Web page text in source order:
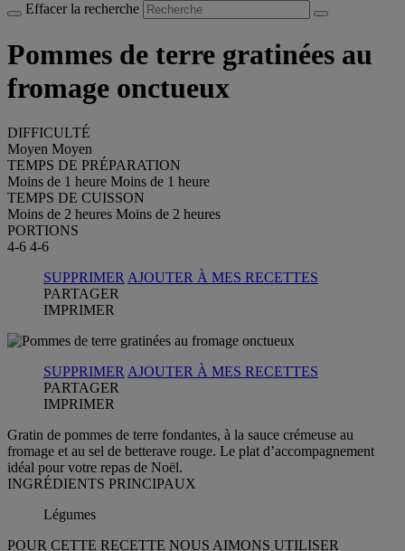
Effacer la recherche
Pommes de terre gratinées au
fromage onctueux
DIFFICULTÉ
Moyen Moyen
TEMPS DE PRÉPARATION
Moins de 1 heure Moins de 1 heure
TEMPS DE CUISSON
Moins de 2 heures Moins de 2 heures
PORTIONS
4-6 4-6
SUPPRIMER AJOUTER À MES RECETTES
PARTAGER
IMPRIMER
SUPPRIMER AJOUTER À MES RECETTES
PARTAGER
IMPRIMER
Gratin de pommes de terre fondantes, à la sauce crémeuse au
fromage et au sel de betterave rouge. Le plat d’accompagnement
idéal pour votre repas de Noël.
INGRÉDIENTS PRINCIPAUX
Légumes
POUR CETTE RECETTE NOUS AIMONS UTILISER